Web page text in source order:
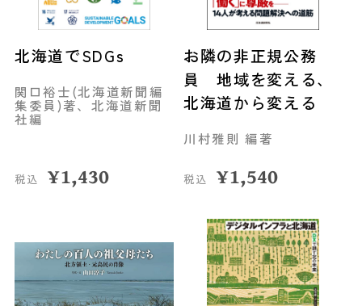
北海道でSDGs
関口裕士(北海道新聞編
集委員)著、北海道新聞
社編
税込 ¥1,430
お隣の非正規公務
員 地域を変える、
北海道から変える
川村雅則 編著
税込 ¥1,540